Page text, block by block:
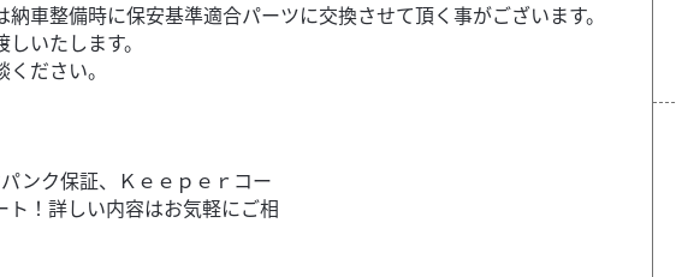
車整備時に保安基準適合パーツに交換させて頂く事がございます。
いたします。
ださい。
ンク保証、Ｋｅｅｐｅｒコー
ト！詳しい内容はお気軽にご相